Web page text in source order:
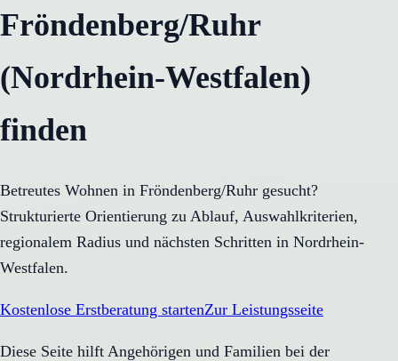
Fröndenberg/Ruhr
(Nordrhein-Westfalen)
finden
Betreutes Wohnen in Fröndenberg/Ruhr gesucht?
Strukturierte Orientierung zu Ablauf, Auswahlkriterien,
regionalem Radius und nächsten Schritten in Nordrhein-
Westfalen.
Kostenlose Erstberatung startenZur Leistungsseite
Diese Seite hilft Angehörigen und Familien bei der